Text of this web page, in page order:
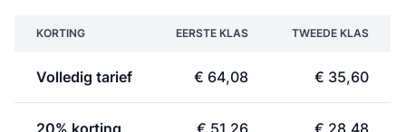
KORTING EERSTE KLAS TWEEDE KLAS
Volledig tarief € 64,08 € 35,60
20% korting € 51,26 € 28,48